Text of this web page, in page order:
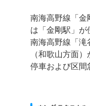
南海高野線「金
は「金剛駅」
南海高野線「滝
（和歌山方面
停車および区間